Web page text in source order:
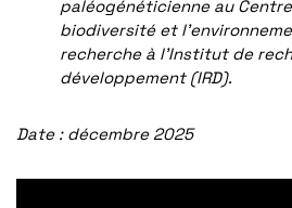
paléogénéticienne au
biodiversité et
recherche à l’Institut de
développement (IRD).
Date : décembre 2025